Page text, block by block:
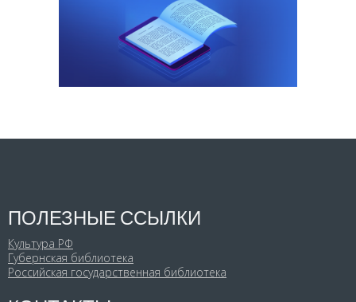
ПОЛЕЗНЫЕ ССЫЛКИ
Культура РФ
Губернская библиотека
Российская государственная библиотека